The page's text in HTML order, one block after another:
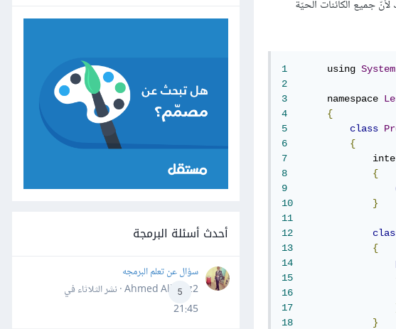
جميع الكائنات الحيّة
1
	using
System
2
3
	namespace
4
{
5
class
6
{
7
8
{
9
10
}
11
12
13
{
14
15
16
17
18
}
أحدث أسئلة البرمجة
5
سؤال عن تعلم البرمجه
Ahmed Alhafiz2 · نشر
الثلاثاء في
21:45